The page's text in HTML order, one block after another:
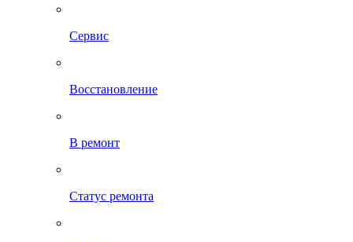
Сервис
Восстановление
В ремонт
Статус ремонта